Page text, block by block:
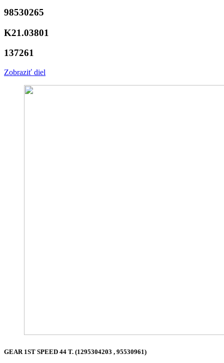
98530265
K21.03801
137261
Zobraziť diel
GEAR 1ST SPEED 44 T. (1295304203 , 95530961)